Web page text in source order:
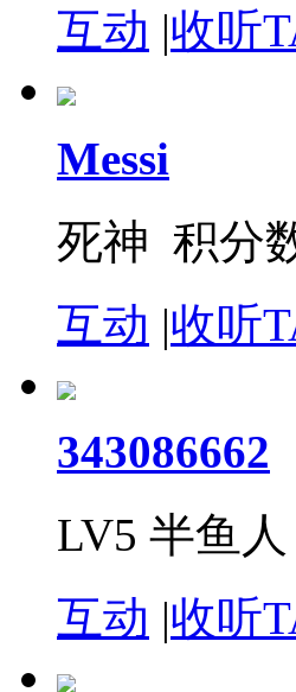
互动 |收听
Messi
死神 积分
互动 |收听
343086662
LV5 半鱼人
互动 |收听